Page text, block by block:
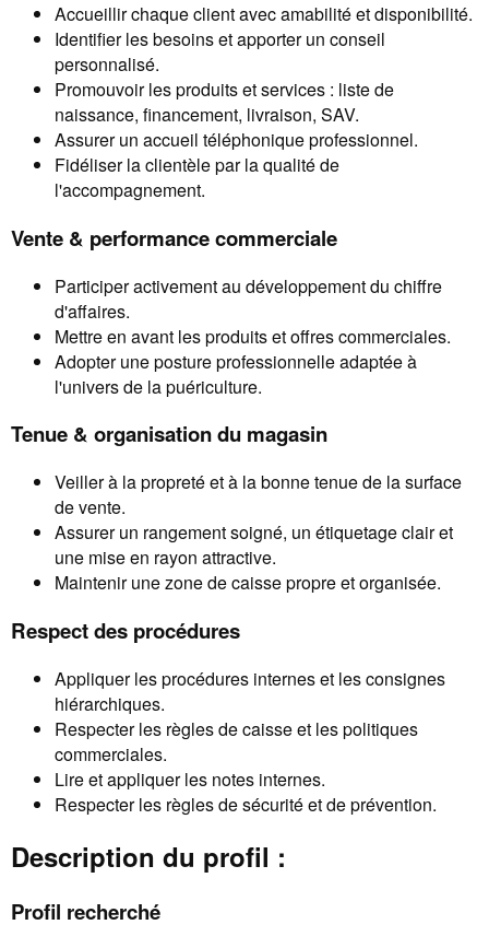
Accueillir chaque client avec amabilité et disponibilité.
Identifier les besoins et apporter un conseil
personnalisé.
Promouvoir les produits et services : liste de
naissance, financement, livraison, SAV.
Assurer un accueil téléphonique professionnel.
Fidéliser la clientèle par la qualité de
l'accompagnement.
Vente & performance commerciale
Participer activement au développement du chiffre
d'affaires.
Mettre en avant les produits et offres commerciales.
Adopter une posture professionnelle adaptée à
l'univers de la puériculture.
Tenue & organisation du magasin
Veiller à la propreté et à la bonne tenue de la surface
de vente.
Assurer un rangement soigné, un étiquetage clair et
une mise en rayon attractive.
Maintenir une zone de caisse propre et organisée.
Respect des procédures
Appliquer les procédures internes et les consignes
hiérarchiques.
Respecter les règles de caisse et les politiques
commerciales.
Lire et appliquer les notes internes.
Respecter les règles de sécurité et de prévention.
Description du profil :
Profil recherché